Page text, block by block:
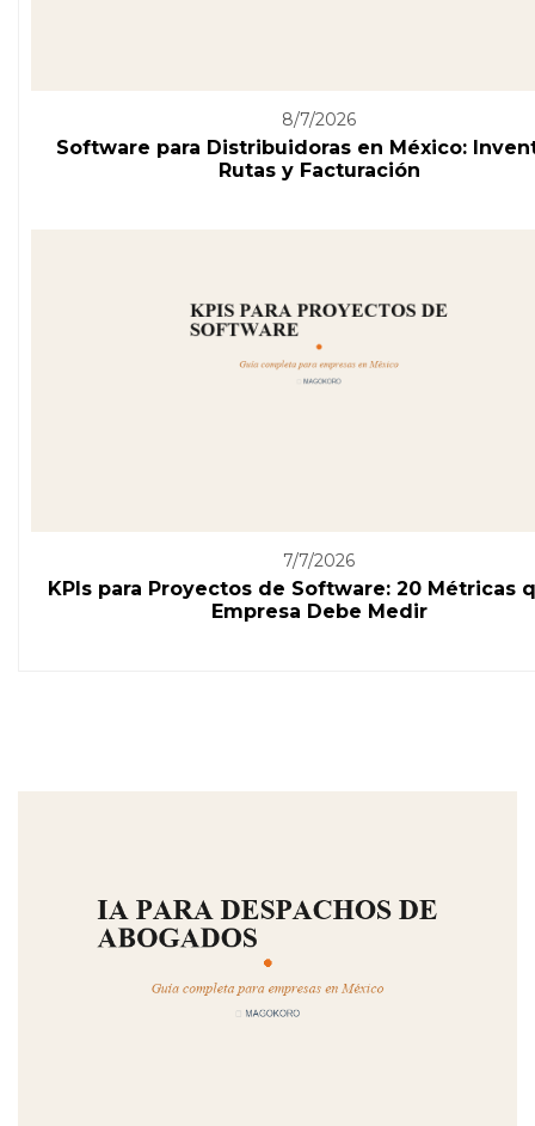
8/7/2026
Software para Distribuidoras en México:
Rutas y Facturación
7/7/2026
KPIs para Proyectos de Software: 20 Métricas
Empresa Debe Medir